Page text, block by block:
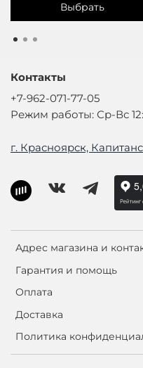
Выбрать
Адрес магазина и
Гарантия и помощь
Оплата
Доставка
Политика
Контакты
+7-962-071-77-05
Режим работы: Ср-Вс
г. Красноярск,